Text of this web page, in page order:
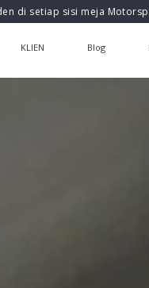
di setiap sisi meja
KLIEN Blog